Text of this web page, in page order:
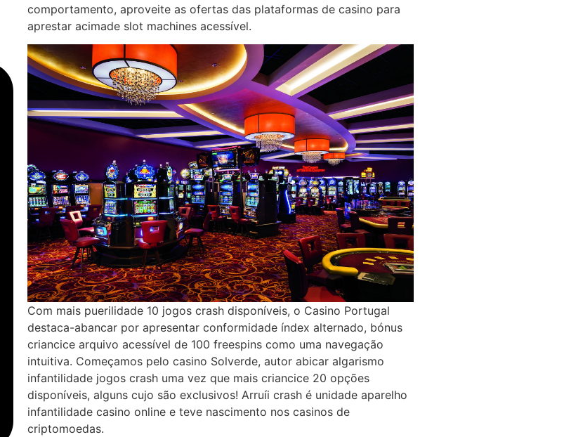
comportamento, aproveite as ofertas das plataformas de casino para
aprestar acimade slot machines acessível.
Com mais puerilidade 10 jogos crash disponíveis, o Casino Portugal
destaca-abancar por apresentar conformidade índex alternado, bónus
criancice arquivo acessível de 100 freespins como uma navegação
intuitiva. Começamos pelo casino Solverde, autor abicar algarismo
infantilidade jogos crash uma vez que mais criancice 20 opções
disponíveis, alguns cujo são exclusivos! Arruíi crash é unidade aparelho
infantilidade casino online e teve nascimento nos casinos de
criptomoedas.